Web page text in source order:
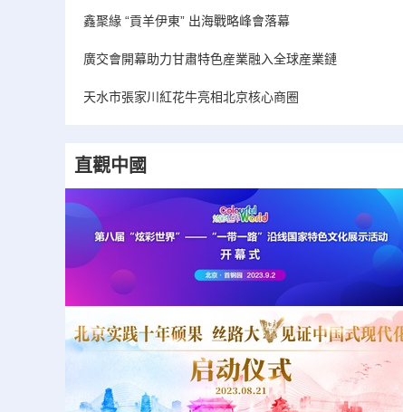
鑫聚緣 “貢羊伊東” 出海戰略峰會落幕
廣交會開幕助力甘肅特色産業融入全球産業鏈
天水市張家川紅花牛亮相北京核心商圈
直觀中國